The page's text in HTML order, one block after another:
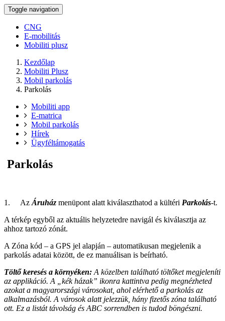
Toggle navigation
CNG
E-mobilitás
Mobiliti plusz
Kezdőlap
Mobiliti Plusz
Mobil parkolás
Parkolás
Mobiliti app
E-matrica
Mobil parkolás
Hírek
Ügyféltámogatás
Parkolás
1. Az Áruház menüpont alatt kiválaszthatod a kültéri Parkolás-t.
A térkép egyből az aktuális helyzetedre navigál és kiválasztja az
ahhoz tartozó zónát.
A Zóna kód – a GPS jel alapján – automatikusan megjelenik a
parkolás adatai között, de ez manuálisan is beírható.
Töltő keresés a környéken: A közelben található töltőket megjeleníti
az applikáció. A „kék házak” ikonra kattintva pedig megnézheted
azokat a magyarországi városokat, ahol elérhető a parkolás az
alkalmazásból. A városok alatt jelezzük, hány fizetős zóna található
ott. Ez a listát távolság és ABC sorrendben is tudod böngészni.